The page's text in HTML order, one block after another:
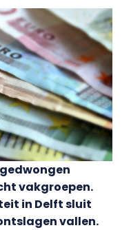
vakgroepen.
in Delft sluit
vallen.